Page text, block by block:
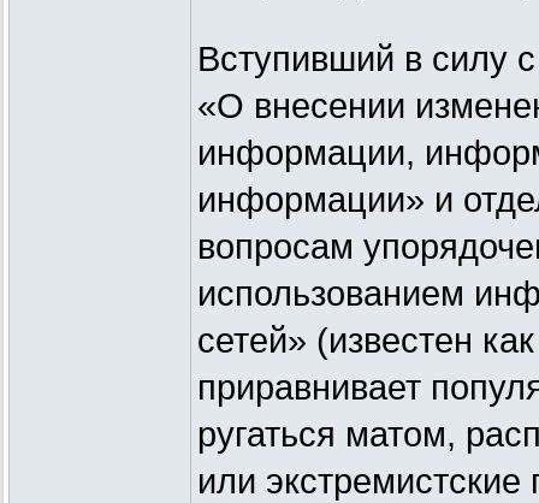
Вступивший в силу
«О внесении
информации,
информации» и
вопросам
использованием
сетей» (известен
приравнивает
ругаться матом,
или